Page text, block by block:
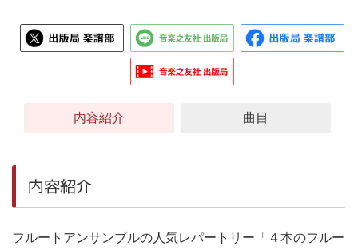
内容紹介 曲目
内容紹介
フルートアンサンブルの人気レパートリー「４本のフルー